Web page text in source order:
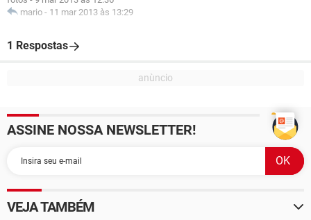
mario - 11 mar 2013 às 13:29
1 Respostas
ASSINE NOSSA NEWSLETTER!
VEJA TAMBÉM